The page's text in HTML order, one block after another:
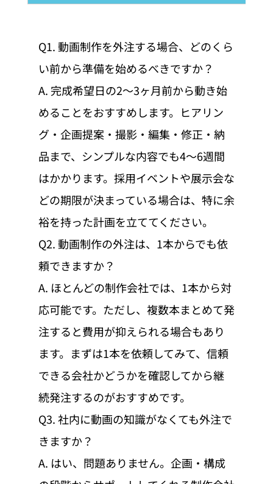
Q1. 動画制作を外注する場合、どのくら
い前から準備を始めるべきですか？
A. 完成希望日の2〜3ヶ月前から動き始
めることをおすすめします。ヒアリン
グ・企画提案・撮影・編集・修正・納
品まで、シンプルな内容でも4〜6週間
はかかります。採用イベントや展示会な
どの期限が決まっている場合は、特に余
裕を持った計画を立ててください。
Q2. 動画制作の外注は、1本からでも依
頼できますか？
A. ほとんどの制作会社では、1本から対
応可能です。ただし、複数本まとめて発
注すると費用が抑えられる場合もあり
ます。まずは1本を依頼してみて、信頼
できる会社かどうかを確認してから継
続発注するのがおすすめです。
Q3. 社内に動画の知識がなくても外注で
きますか？
A. はい、問題ありません。企画・構成